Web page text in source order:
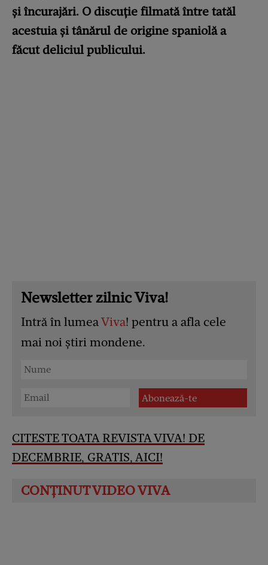
și încurajări. O discuție filmată între tatăl
acestuia și tânărul de origine spaniolă a
făcut deliciul publicului.
Newsletter zilnic Viva!
Intră în lumeaViva! pentru a afla cele
mai noi știri mondene.
CITESTE TOATA REVISTA VIVA! DE
DECEMBRIE, GRATIS, AICI!